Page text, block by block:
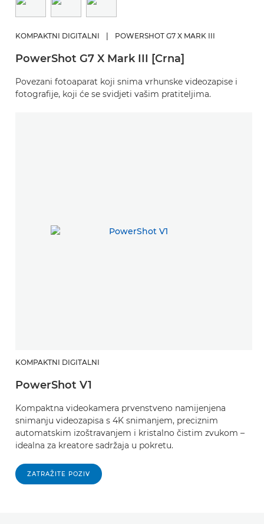
KOMPAKTNI DIGITALNI POWERSHOT G7 X MARK III
PowerShot G7 X Mark III [Crna]
Povezani fotoaparat koji snima vrhunske videozapise i
fotografije, koji će se svidjeti vašim pratiteljima.
KOMPAKTNI DIGITALNI
PowerShot V1
Kompaktna videokamera prvenstveno namijenjena
snimanju videozapisa s 4K snimanjem, preciznim
automatskim izoštravanjem i kristalno čistim zvukom –
idealna za kreatore sadržaja u pokretu.
ZATRAŽITE POZIV